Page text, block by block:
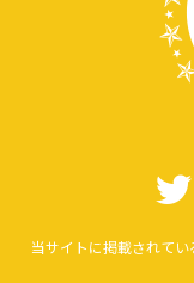
当サイトに掲載されて